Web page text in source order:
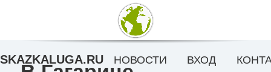
SKAZKALUGA.RU НОВОСТИ ВХОД